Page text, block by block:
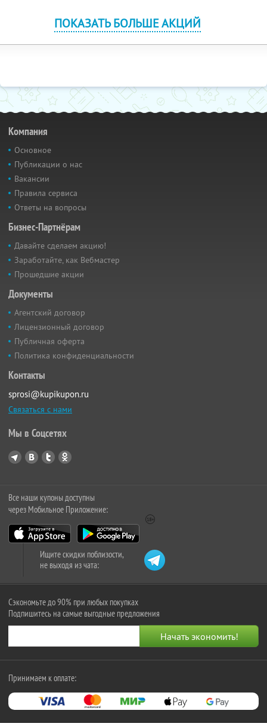
ПОКАЗАТЬ БОЛЬШЕ АКЦИЙ
Компания
Основное
Публикации о нас
Вакансии
Правила сервиса
Ответы на вопросы
Бизнес-Партнёрам
Давайте сделаем акцию!
Заработайте, как Вебмастер
Прошедшие акции
Документы
Агентский договор
Лицензионный договор
Публичная оферта
Политика конфиденциальности
Контакты
sprosi@kupikupon.ru
Связаться с нами
Мы в Соцсетях
Все наши купоны доступны
через Мобильное Приложение:
Ищите скидки поблизости,
не выходя из чата:
Сэкономьте до 90% при любых покупках
Подпишитесь на самые выгодные предложения
Принимаем к оплате: